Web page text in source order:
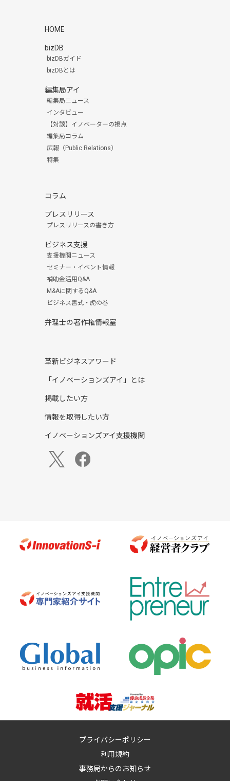
HOME
bizDB
bizDBガイド
bizDBとは
編集局アイ
編集局ニュース
インタビュー
【対談】イノベーターの視点
編集局コラム
広報（Public Relations）
特集
コラム
プレスリリース
プレスリリースの書き方
ビジネス支援
支援機関ニュース
セミナー・イベント情報
補助金活用Q&A
M&Aに関するQ&A
ビジネス書式・虎の巻
弁理士の著作権情報室
革新ビジネスアワード
「イノベーションズアイ」とは
掲載したい方
情報を取得したい方
イノベーションズアイ支援機関
プライバシーポリシー
利用規約
事務局からのお知らせ